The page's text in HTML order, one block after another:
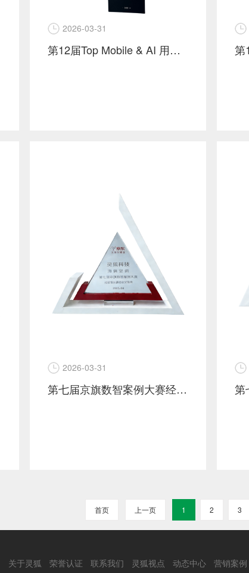
2026-03-31
第12届Top Mobile & AI 用户增长 金奖 京东 x 小米 x 灵狐
2026-03-31
第七届京旗数智案例大赛经营增长赛道金奖案例-海信空调
首页 上一页 1 2 3
关于灵狐 荣誉认证 联系我们 灵狐视点 动态中心 营销案例